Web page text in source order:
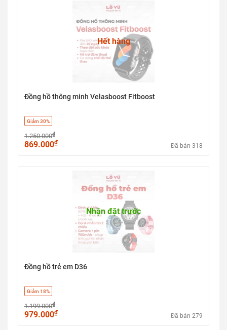
Hết hàng
Đồng hồ thông minh Velasboost Fitboost
Giảm 30%
1.250.000₫
869.000₫ Đã bán 318
Nhận đặt trước
Đồng hồ trẻ em D36
Giảm 18%
1.199.000₫
979.000₫ Đã bán 279